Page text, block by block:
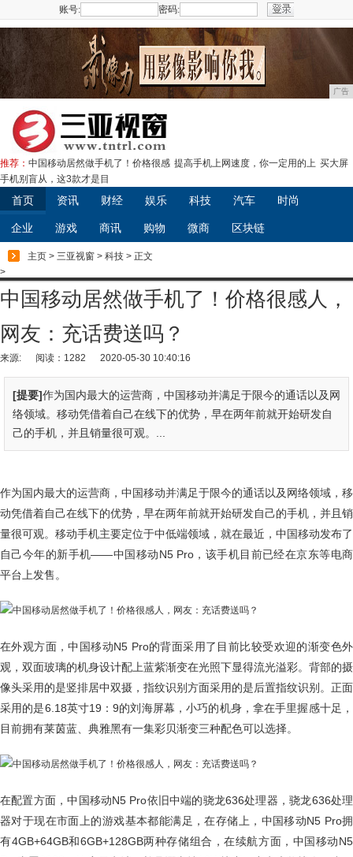
账号: 密码:
广告
推荐： 中国移动居然做手机了！价格很感 提高手机上网速度，你一定用的上 买大屏
手机别盲从，这3款才是目
首页 资讯 财经 娱乐 科技 汽车 时尚
企业 游戏 商讯 购物 微商 区块链
主页 > 三亚视窗 > 科技 > 正文
>
中国移动居然做手机了！价格很感人，
网友：充话费送吗？
来源: 阅读：1282 2020-05-30 10:40:16
[提要]作为国内最大的运营商，中国移动并满足于限今的通话以及网
络领域。移动凭借着自己在线下的优势，早在两年前就开始研发自
己的手机，并且销量很可观。...
作为国内最大的运营商，中国移动并满足于限今的通话以及网络领域，移
动凭借着自己在线下的优势，早在两年前就开始研发自己的手机，并且销
量很可观。移动手机主要定位于中低端领域，就在最近，中国移动发布了
自己今年的新手机——中国移动N5 Pro，该手机目前已经在京东等电商
平台上发售。
在外观方面，中国移动N5 Pro的背面采用了目前比较受欢迎的渐变色外
观，双面玻璃的机身设计配上蓝紫渐变在光照下显得流光溢彩。背部的摄
像头采用的是竖排居中双摄，指纹识别方面采用的是后置指纹识别。正面
采用的是6.18英寸19：9的刘海屏幕，小巧的机身，拿在手里握感十足，
目前拥有莱茵蓝、典雅黑有一集彩贝渐变三种配色可以选择。
在配置方面，中国移动N5 Pro依旧中端的骁龙636处理器，骁龙636处理
器对于现在市面上的游戏基本都能满足，在存储上，中国移动N5 Pro拥
有4GB+64GB和6GB+128GB两种存储组合，在续航方面，中国移动N5